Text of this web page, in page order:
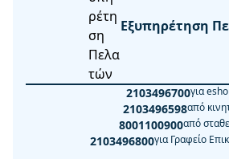
Εξυπηρέτηση
2103496700για
2103496598από
8001100900από
2103496800για Γραφείο